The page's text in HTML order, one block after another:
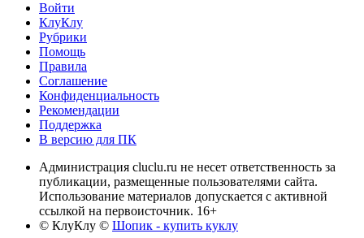
Войти
КлуКлу
Рубрики
Помощь
Правила
Соглашение
Конфиденциальность
Рекомендации
Поддержка
В версию для ПК
Администрация cluclu.ru не несет ответственность за
публикации, размещенные пользователями сайта.
Использование материалов допускается с активной
ссылкой на первоисточник. 16+
© КлуКлу © Шопик - купить куклу